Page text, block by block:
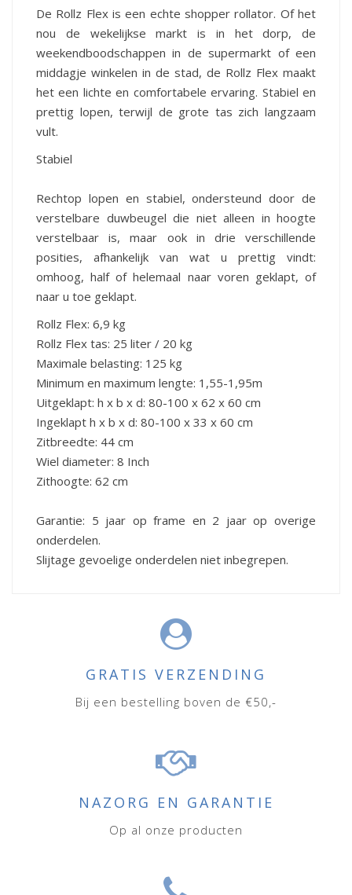
De Rollz Flex is een echte shopper rollator. Of het
nou de wekelijkse markt is in het dorp, de
weekendboodschappen in de supermarkt of een
middagje winkelen in de stad, de Rollz Flex maakt
het een lichte en comfortabele ervaring. Stabiel en
prettig lopen, terwijl de grote tas zich langzaam
vult.
Stabiel
Rechtop lopen en stabiel, ondersteund door de
verstelbare duwbeugel die niet alleen in hoogte
verstelbaar is, maar ook in drie verschillende
posities, afhankelijk van wat u prettig vindt:
omhoog, half of helemaal naar voren geklapt, of
naar u toe geklapt.
Rollz Flex: 6,9 kg
Rollz Flex tas: 25 liter / 20 kg
Maximale belasting: 125 kg
Minimum en maximum lengte: 1,55-1,95m
Uitgeklapt: h x b x d: 80-100 x 62 x 60 cm
Ingeklapt h x b x d: 80-100 x 33 x 60 cm
Zitbreedte: 44 cm
Wiel diameter: 8 Inch
Zithoogte: 62 cm
Garantie: 5 jaar op frame en 2 jaar op overige
onderdelen.
Slijtage gevoelige onderdelen niet inbegrepen.
GRATIS VERZENDING
Bij een bestelling boven de €50,-
NAZORG EN GARANTIE
Op al onze producten